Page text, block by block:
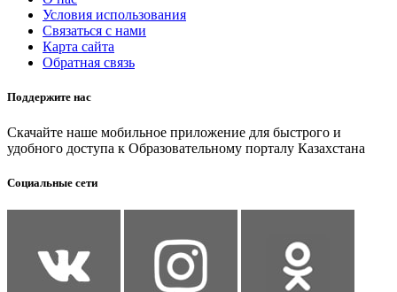
Условия использования
Связаться с нами
Карта сайта
Обратная связь
Поддержите нас
Скачайте наше мобильное приложение для быстрого и
удобного доступа к Образовательному порталу Казахстана
Социальные сети